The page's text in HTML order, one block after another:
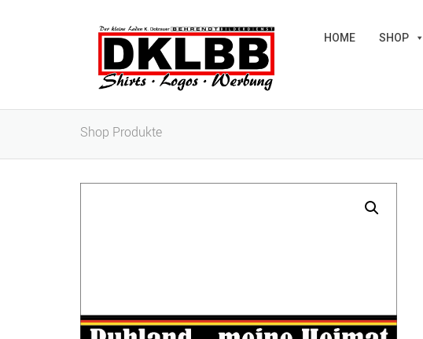
HOME SHOP
Shop Produkte